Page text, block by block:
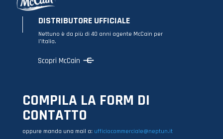
DISTRIBUTORE UFFICIALE
Nettuno è da più di 40 anni agente McCain per
l’Italia.
Scopri McCain
COMPILA LA FORM DI
CONTATTO
oppure manda una mail a: ufficiocommerciale@neptun.it